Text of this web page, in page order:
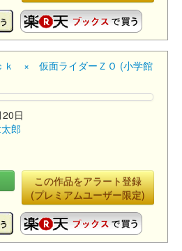
ｋ × 仮面ライダーＺＯ (小学館
日
郎
この作品をアラート登録
(プレミアムユーザー限定)